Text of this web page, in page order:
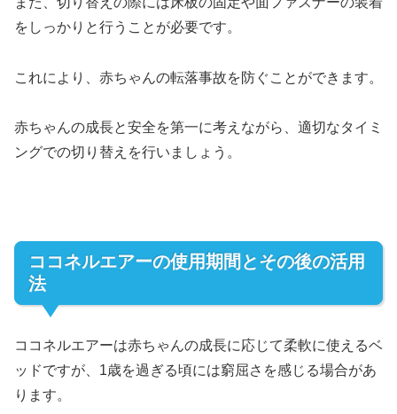
をしっかりと行うことが必要です。
これにより、赤ちゃんの転落事故を防ぐことができます。
赤ちゃんの成長と安全を第一に考えながら、適切なタイミ
ングでの切り替えを行いましょう。
ココネルエアーの使用期間とその後の活用
法
ココネルエアーは赤ちゃんの成長に応じて柔軟に使えるベ
ッドですが、1歳を過ぎる頃には窮屈さを感じる場合があ
ります。